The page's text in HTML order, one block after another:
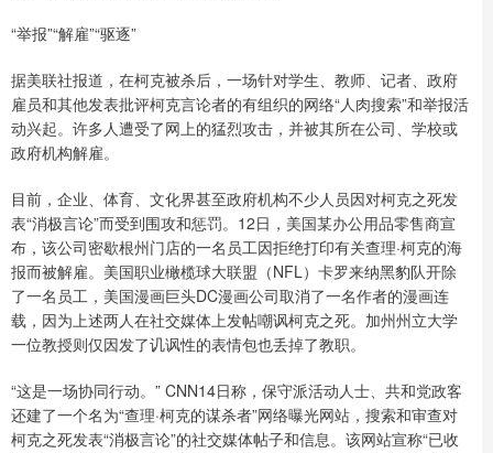
“举报”“解雇”“驱逐”
据美联社报道，在柯克被杀后，一场针对学生、教师、记者、政府
雇员和其他发表批评柯克言论者的有组织的网络“人肉搜索”和举报活
动兴起。许多人遭受了网上的猛烈攻击，并被其所在公司、学校或
政府机构解雇。
目前，企业、体育、文化界甚至政府机构不少人员因对柯克之死发
表“消极言论”而受到围攻和惩罚。12日，美国某办公用品零售商宣
布，该公司密歇根州门店的一名员工因拒绝打印有关查理·柯克的海
报而被解雇。美国职业橄榄球大联盟（NFL）卡罗来纳黑豹队开除
了一名员工，美国漫画巨头DC漫画公司取消了一名作者的漫画连
载，因为上述两人在社交媒体上发帖嘲讽柯克之死。加州州立大学
一位教授则仅因发了讥讽性的表情包也丢掉了教职。
“这是一场协同行动。” CNN14日称，保守派活动人士、共和党政客
还建了一个名为“查理·柯克的谋杀者”网络曝光网站，搜索和审查对
柯克之死发表“消极言论”的社交媒体帖子和信息。该网站宣称“已收